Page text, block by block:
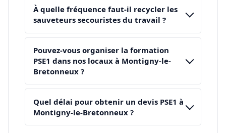
À quelle fréquence faut-il recycler les
sauveteurs secouristes du travail ?
Pouvez-vous organiser la formation
PSE1 dans nos locaux à Montigny-le-
Bretonneux ?
Quel délai pour obtenir un devis PSE1 à
Montigny-le-Bretonneux ?